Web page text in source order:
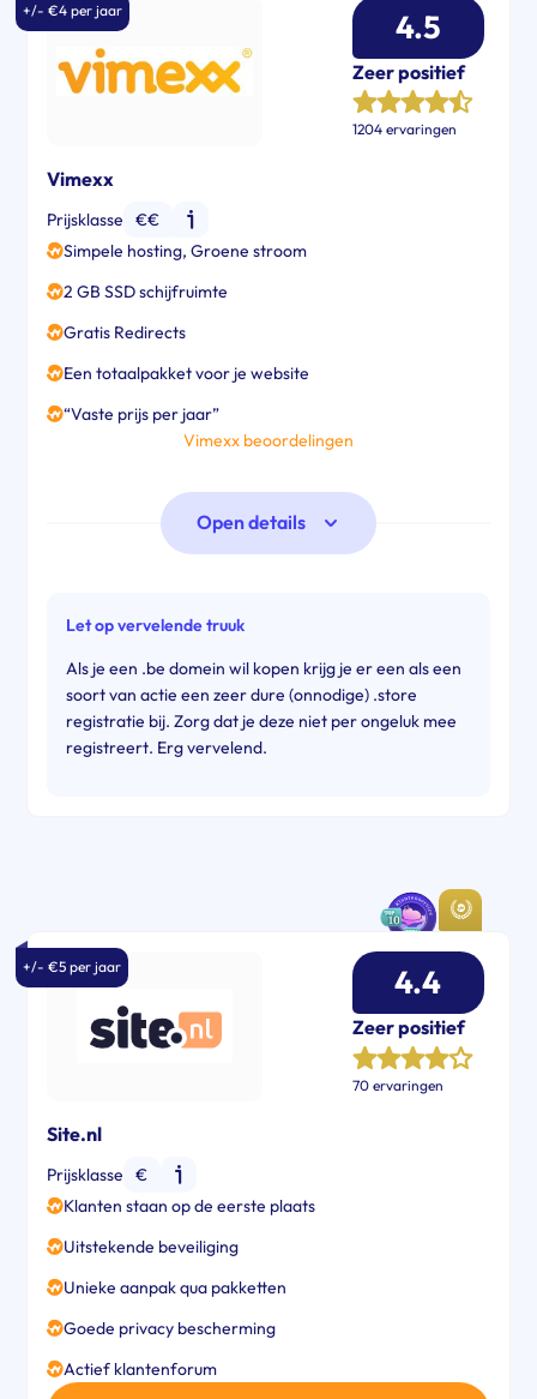
+/- €4 per jaar
Vimexx
Prijsklasse
€€
Simpele hosting, Groene stroom
2 GB SSD schijfruimte
Gratis Redirects
Een totaalpakket voor je website
“Vaste prijs per jaar”
Zeer positief
1204 ervaringen
4.5
Vimexx beoordelingen
Open details
Let op vervelende truuk
Als je een .be domein wil kopen krijg je er een als een
soort van actie een zeer dure (onnodige) .store
registratie bij. Zorg dat je deze niet per ongeluk mee
registreert. Erg vervelend.
+/- €5 per jaar
Site.nl
Prijsklasse
€
Klanten staan op de eerste plaats
Uitstekende beveiliging
Unieke aanpak qua pakketten
Goede privacy bescherming
Actief klantenforum
Zeer positief
70 ervaringen
4.4